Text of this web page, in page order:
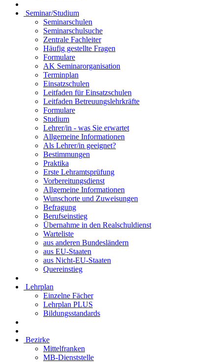
Seminar/Studium
Seminarschulen
Seminarschulsuche
Zentrale Fachleiter
Häufig gestellte Fragen
Formulare
AK Seminarorganisation
Terminplan
Einsatzschulen
Leitfaden für Einsatzschulen
Leitfaden Betreuungslehrkräfte
Formulare
Studium
Lehrer/in - was Sie erwartet
Allgemeine Informationen
Als Lehrer/in geeignet?
Bestimmungen
Praktika
Erste Lehramtsprüfung
Vorbereitungsdienst
Allgemeine Informationen
Wunschorte und Zuweisungen
Befragung
Berufseinstieg
Übernahme in den Realschuldienst
Warteliste
aus anderen Bundesländern
aus EU-Staaten
aus Nicht-EU-Staaten
Quereinstieg
Lehrplan
Einzelne Fächer
Lehrplan PLUS
Bildungsstandards
Bezirke
Mittelfranken
MB-Dienststelle